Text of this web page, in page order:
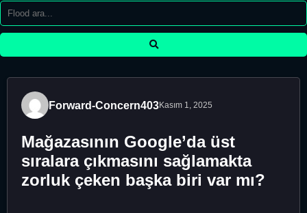
Forward-Concern403Kasım 1, 2025
Mağazasının Google’da üst
sıralara çıkmasını sağlamakta
zorluk çeken başka biri var mı?